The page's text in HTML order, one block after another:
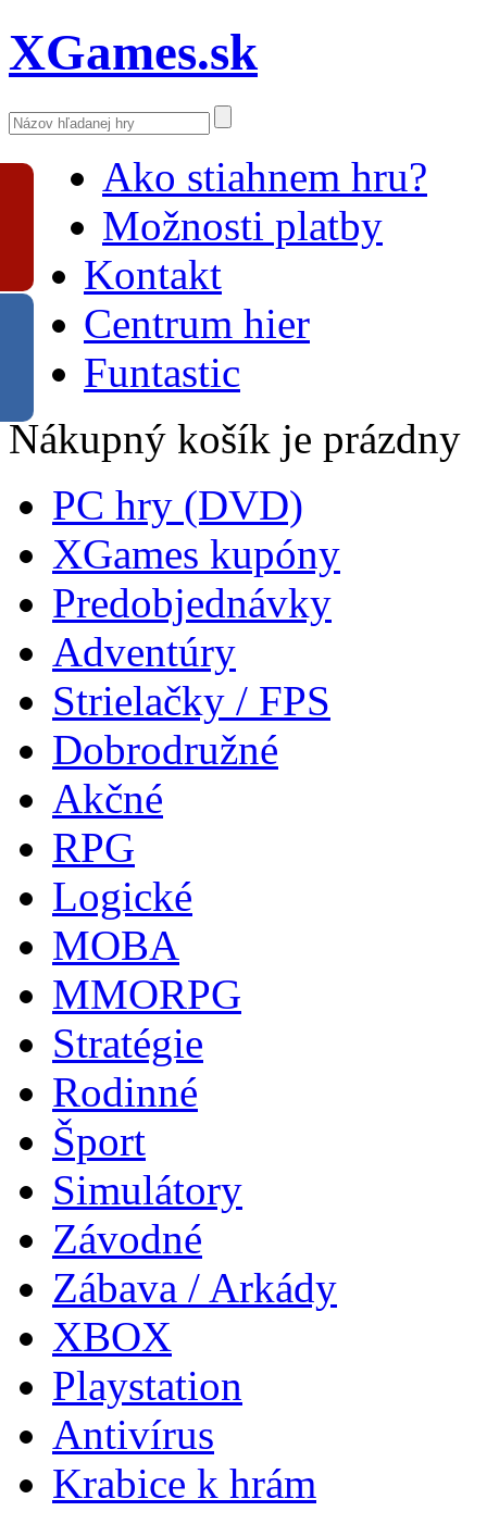
XGames.sk
Ako stiahnem hru?
Možnosti platby
Kontakt
Centrum hier
Funtastic
Nákupný košík je prázdny
PC hry (DVD)
XGames kupóny
Predobjednávky
Adventúry
Strielačky / FPS
Dobrodružné
Akčné
RPG
Logické
MOBA
MMORPG
Stratégie
Rodinné
Šport
Simulátory
Závodné
Zábava / Arkády
XBOX
Playstation
Antivírus
Krabice k hrám